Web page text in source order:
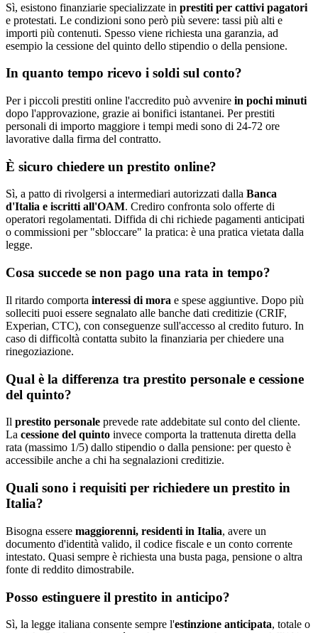
Sì, esistono finanziarie specializzate in prestiti per cattivi pagatori
e protestati. Le condizioni sono però più severe: tassi più alti e
importi più contenuti. Spesso viene richiesta una garanzia, ad
esempio la cessione del quinto dello stipendio o della pensione.
In quanto tempo ricevo i soldi sul conto?
Per i piccoli prestiti online l'accredito può avvenire in pochi minuti
dopo l'approvazione, grazie ai bonifici istantanei. Per prestiti
personali di importo maggiore i tempi medi sono di 24-72 ore
lavorative dalla firma del contratto.
È sicuro chiedere un prestito online?
Sì, a patto di rivolgersi a intermediari autorizzati dalla Banca
d'Italia e iscritti all'OAM. Crediro confronta solo offerte di
operatori regolamentati. Diffida di chi richiede pagamenti anticipati
o commissioni per "sbloccare" la pratica: è una pratica vietata dalla
legge.
Cosa succede se non pago una rata in tempo?
Il ritardo comporta interessi di mora e spese aggiuntive. Dopo più
solleciti puoi essere segnalato alle banche dati creditizie (CRIF,
Experian, CTC), con conseguenze sull'accesso al credito futuro. In
caso di difficoltà contatta subito la finanziaria per chiedere una
rinegoziazione.
Qual è la differenza tra prestito personale e cessione
del quinto?
Il prestito personale prevede rate addebitate sul conto del cliente.
La cessione del quinto invece comporta la trattenuta diretta della
rata (massimo 1/5) dallo stipendio o dalla pensione: per questo è
accessibile anche a chi ha segnalazioni creditizie.
Quali sono i requisiti per richiedere un prestito in
Italia?
Bisogna essere maggiorenni, residenti in Italia, avere un
documento d'identità valido, il codice fiscale e un conto corrente
intestato. Quasi sempre è richiesta una busta paga, pensione o altra
fonte di reddito dimostrabile.
Posso estinguere il prestito in anticipo?
Sì, la legge italiana consente sempre l'estinzione anticipata, totale o